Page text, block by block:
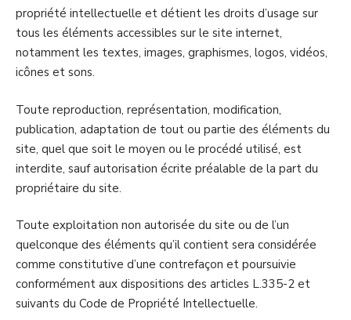
propriété intellectuelle et détient les droits d’usage sur
tous les éléments accessibles sur le site internet,
notamment les textes, images, graphismes, logos, vidéos,
icônes et sons.
Toute reproduction, représentation, modification,
publication, adaptation de tout ou partie des éléments du
site, quel que soit le moyen ou le procédé utilisé, est
interdite, sauf autorisation écrite préalable de la part du
propriétaire du site.
Toute exploitation non autorisée du site ou de l’un
quelconque des éléments qu’il contient sera considérée
comme constitutive d’une contrefaçon et poursuivie
conformément aux dispositions des articles L.335-2 et
suivants du Code de Propriété Intellectuelle.